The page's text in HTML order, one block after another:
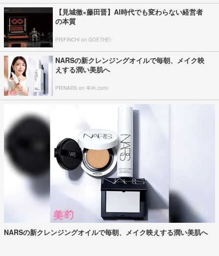
【見城徹×藤田晋】AI時代でも変わらない経営者
の本質
PR(FINCHI on GOETHE)
NARSの新クレンジングオイルで毎朝、メイク映
えする潤い美肌へ
PR(NARS on 美的.com)
NARSの新クレンジングオイルで毎朝、メイク映えする潤い美肌へ